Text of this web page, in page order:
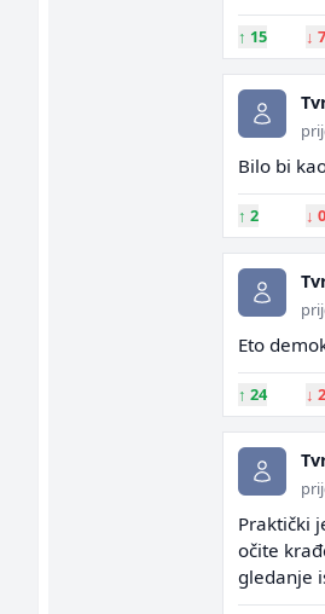
↑ 15 ↓ 7
Bilo bi
↑ 2 ↓ 0
Eto
↑ 24 ↓ 2
Praktički
očite
gledanje